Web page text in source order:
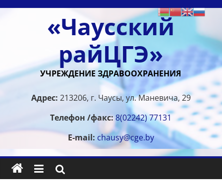
Перейти
содержимому«Чаусский
райЦГЭ»
УЧРЕЖДЕНИЕ ЗДРАВООХРАНЕНИЯ
Адрес: 213206, г. Чаусы, ул. Маневича, 29
Телефон /факс:8(02242) 77131
E-mail: chausy@cge.by